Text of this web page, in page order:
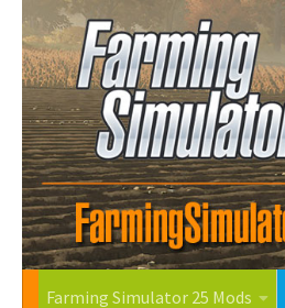
Farming Simulator 25 Mods